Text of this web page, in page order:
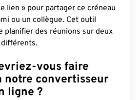
lien » pour partager ce créneau
ou un collègue. Cet outil
planifier des réunions sur deux
vous faire
notre convertisseur
ligne ?